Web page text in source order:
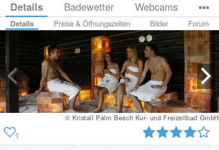
Details Badewetter Webcams
Details Preise & Öffnungszeiten Bilder Forum
© Kristall Palm Beach Kur- und Freizeitbad GmbH
1